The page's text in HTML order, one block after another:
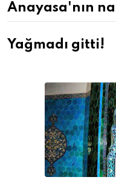
Anayasa'nın
Yağmadı gitti!